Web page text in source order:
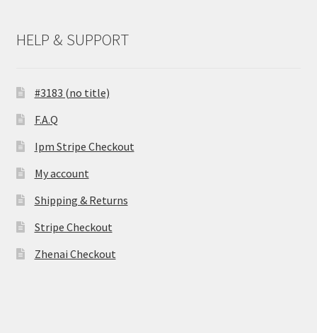
HELP & SUPPORT
#3183 (no title)
F.A.Q
Ipm Stripe Checkout
My account
Shipping & Returns
Stripe Checkout
Zhenai Checkout